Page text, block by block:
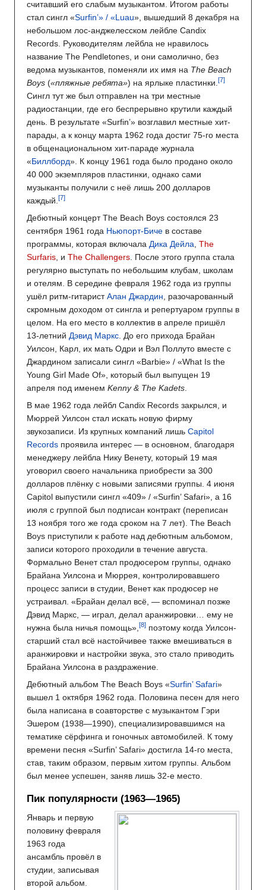
считавший его слабым музыкантом. Итогом работы
стал сингл «Surfin’» / «Luau», вышедший 8 декабря на
небольшом лос-анджелесском лейбле Candix
Records. Руководителям лейбла не нравилось
название The Pendletones, и они самолично, без
ведома музыкантов, поменяли их имя на The Beach
Boys («пляжные ребята») на ярлыке пластинки.
Сингл тут же был отправлен на три местные
радиостанции, где его беспрерывно крутили каждый
день. В результате «Surfin’» возглавил местные хит-
парады, а к концу марта 1962 года достиг 75-го места
в общенациональном хит-параде журнала
«Биллборд». К концу 1961 года было продано около
40 000 экземпляров пластинки, однако сами
музыканты получили с неё лишь 200 долларов
каждый.
Дебютный концерт The Beach Boys состоялся 23
сентября 1961 года Ньюпорт-Биче в составе
программы, которая включала Дика Дейла The
Surfaris , и The Challengers . После этого группа стала
регулярно выступать по небольшим клубам, школам
и отелям. В середине февраля 1962 года из группы
ушёл ритм-гитаристАлан Джардин , разочарованный
скромным доходом от сингла и репертуаром группы в
целом. На его место в коллектив в апреле пришёл
13-летний Дэвид Маркс . До его прихода Брайан
Уилсон, Карл, их мать Одри и Вэл Поллуто вместе с
Джардином записали сингл «Barbie» / «What Is the
Young Girl Made Of», который был выпущен 19
апреля под именем Kenny & The Kadets
В мае 1962 года лейбл Candix Records закрылся, и
Мюррей Уилсон стал искать новую фирму
звукозаписи. Из крупных компаний лишь Capitol
Records проявила интерес — в основном, благодаря
менеджеру лейбла Нику Венету, который 19 мая
уговорил своего начальника приобрести за 300
долларов плёнку с новыми записями группы. 4 июня
Capitol выпустили сингл «409» / «Surfin’ Safari», а 16
июля с группой был подписан контракт (переписан
13 ноября того же года сроком на 7 лет). The Beach
Boys приступили к работе над дебютным альбомом,
записи которого проходили в течение августа.
Формально Венет стал продюсером группы, однако
Брайана Уилсона и Мюррея, контролировавшего
процесс записи в студии, Венет как продюсер не
устраивал. «Брайан делал всё, — вспоминал позже
Дэвид Маркс, — играл, делал аранжировки… ему не
нужна была ничья помощь»,
поэтому когда Уилсон-
старший стал всё настойчивее также вмешиваться в
аранжировки и настройки звука, это стало приводить
Брайана Уилсона в раздражение.
Дебютный альбом The Beach Boys «Surfin’ Safari»
вышел 1 октября 1962 года. Половина песен для него
была написана в соавторстве с музыкантом Гэри
Эшером (1938—1990), специализировавшимся на
тематике сёрфинга и гоночных автомобилей. К тому
времени песня «Surfin’ Safari» достигла 14-го места,
став, таким образом, первым хитом группы. Альбом
был менее успешен, заняв лишь 32-е место.
Пик популярности (1963—1965)
Январь и первую
половину февраля
1963 года
ансамбль провёл в
студии, записывая
второй альбом.